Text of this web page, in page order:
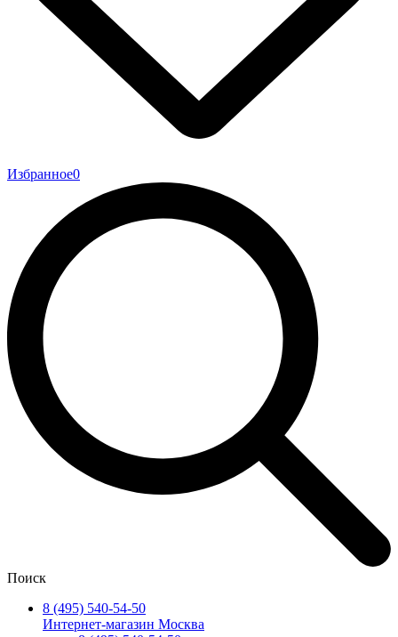
Избранное0
Поиск
8 (495) 540-54-50
Интернет-магазин Москва